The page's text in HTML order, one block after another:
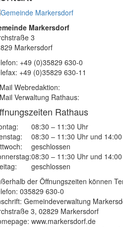
Markersdorf
3
Markersdorf
+49 (0)35829 630-0
+49 (0)35829 630-11
Webredaktion:
Verwaltung Rathaus:
Rathaus
08:30 – 11:30 Uhr
08:30 – 11:30 Uhr und
geschlossen
08:30 – 11:30 Uhr und
geschlossen
der Öffnungszeiten können
035829 630-0
Gemeindeverwaltung
3, 02829 Markersdorf
www.markersdorf.de